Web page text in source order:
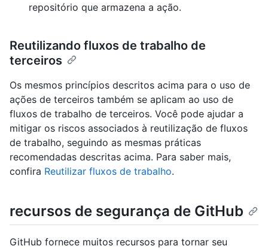
repositório que armazena a ação.
Reutilizando fluxos de trabalho de
terceiros
Os mesmos princípios descritos acima para o uso de
ações de terceiros também se aplicam ao uso de
fluxos de trabalho de terceiros. Você pode ajudar a
mitigar os riscos associados à reutilização de fluxos
de trabalho, seguindo as mesmas práticas
recomendadas descritas acima. Para saber mais,
confira Reutilizar fluxos de trabalho.
recursos de segurança de GitHub
GitHub fornece muitos recursos para tornar seu